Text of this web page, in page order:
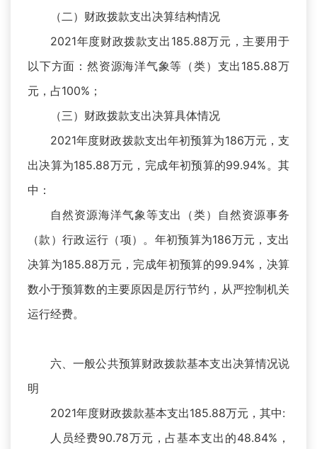
（二）财政拨款支出决算结构情况
2021年度财政拨款支出185.88万元，主要用于
以下方面：然资源海洋气象等（类）支出185.88万
元，占100%；
（三）财政拨款支出决算具体情况
2021年度财政拨款支出年初预算为186万元，支
出决算为185.88万元，完成年初预算的99.94%。其
中：
自然资源海洋气象等支出（类）自然资源事务
（款）行政运行（项）。年初预算为186万元，支出
决算为185.88万元，完成年初预算的99.94%，决算
数小于预算数的主要原因是厉行节约，从严控制机关
运行经费。
六、一般公共预算财政拨款基本支出决算情况说
明
2021年度财政拨款基本支出185.88万元，其中:
人员经费90.78万元，占基本支出的48.84%，